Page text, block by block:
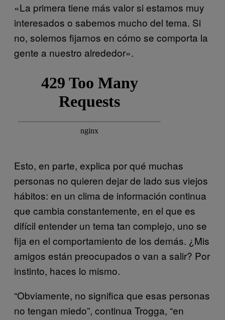
«La primera tiene más valor si estamos muy
interesados o sabemos mucho del tema. Si
no, solemos fijarnos en cómo se comporta la
gente a nuestro alrededor».
Esto, en parte, explica por qué muchas
personas no quieren dejar de lado sus viejos
hábitos: en un clima de información continua
que cambia constantemente, en el que es
difícil entender un tema tan complejo, uno se
fija en el comportamiento de los demás. ¿Mis
amigos están preocupados o van a salir? Por
instinto, haces lo mismo.
“Obviamente, no significa que esas personas
no tengan miedo”, continua Trogga, “en